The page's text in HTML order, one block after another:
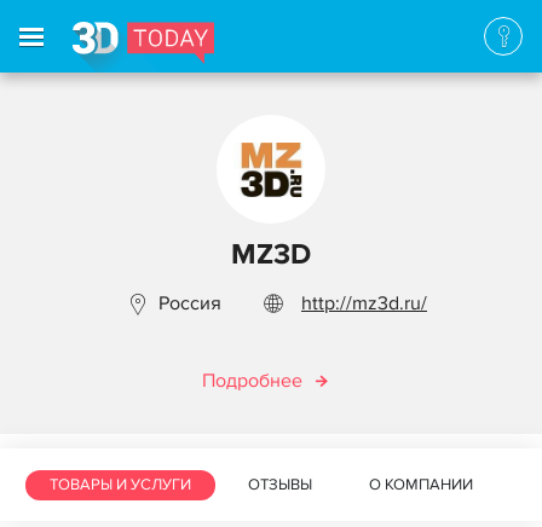
MZ3D
Россия http://mz3d.ru/
Подробнее
ТОВАРЫ И УСЛУГИ ОТЗЫВЫ О КОМПАНИИ